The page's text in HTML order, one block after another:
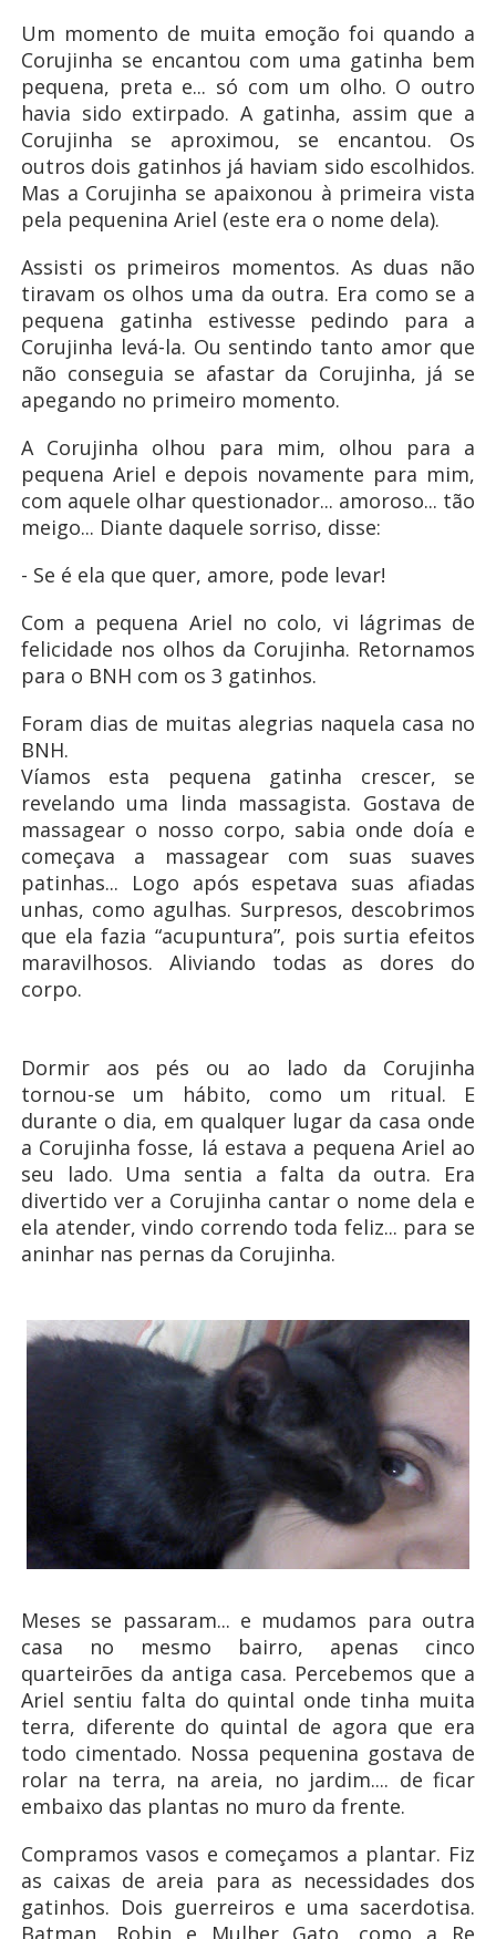
Um momento de muita emoção foi quando a
Corujinha se encantou com uma gatinha bem
pequena, preta e... só com um olho. O outro
havia sido extirpado. A gatinha, assim que a
Corujinha se aproximou, se encantou. Os
outros dois gatinhos já haviam sido escolhidos.
Mas a Corujinha se apaixonou à primeira vista
pela pequenina Ariel (este era o nome dela).
Assisti os primeiros momentos. As duas não
tiravam os olhos uma da outra. Era como se a
pequena gatinha estivesse pedindo para a
Corujinha levá-la. Ou sentindo tanto amor que
não conseguia se afastar da Corujinha, já se
apegando no primeiro momento.
A Corujinha olhou para mim, olhou para a
pequena Ariel e depois novamente para mim,
com aquele olhar questionador... amoroso... tão
meigo... Diante daquele sorriso, disse:
- Se é ela que quer, amore, pode levar!
Com a pequena Ariel no colo, vi lágrimas de
felicidade nos olhos da Corujinha. Retornamos
para o BNH com os 3 gatinhos.
Foram dias de muitas alegrias naquela casa no
BNH.
Víamos esta pequena gatinha crescer, se
revelando uma linda massagista. Gostava de
massagear o nosso corpo, sabia onde doía e
começava a massagear com suas suaves
patinhas... Logo após espetava suas afiadas
unhas, como agulhas. Surpresos, descobrimos
que ela fazia “acupuntura”, pois surtia efeitos
maravilhosos. Aliviando todas as dores do
corpo.
Dormir aos pés ou ao lado da Corujinha
tornou-se um hábito, como um ritual. E
durante o dia, em qualquer lugar da casa onde
a Corujinha fosse, lá estava a pequena Ariel ao
seu lado. Uma sentia a falta da outra. Era
divertido ver a Corujinha cantar o nome dela e
ela atender, vindo correndo toda feliz... para se
aninhar nas pernas da Corujinha.
Meses se passaram... e mudamos para outra
casa no mesmo bairro, apenas cinco
quarteirões da antiga casa. Percebemos que a
Ariel sentiu falta do quintal onde tinha muita
terra, diferente do quintal de agora que era
todo cimentado. Nossa pequenina gostava de
rolar na terra, na areia, no jardim.... de ficar
embaixo das plantas no muro da frente.
Compramos vasos e começamos a plantar. Fiz
as caixas de areia para as necessidades dos
gatinhos. Dois guerreiros e uma sacerdotisa.
Batman, Robin e Mulher Gato, como a Re